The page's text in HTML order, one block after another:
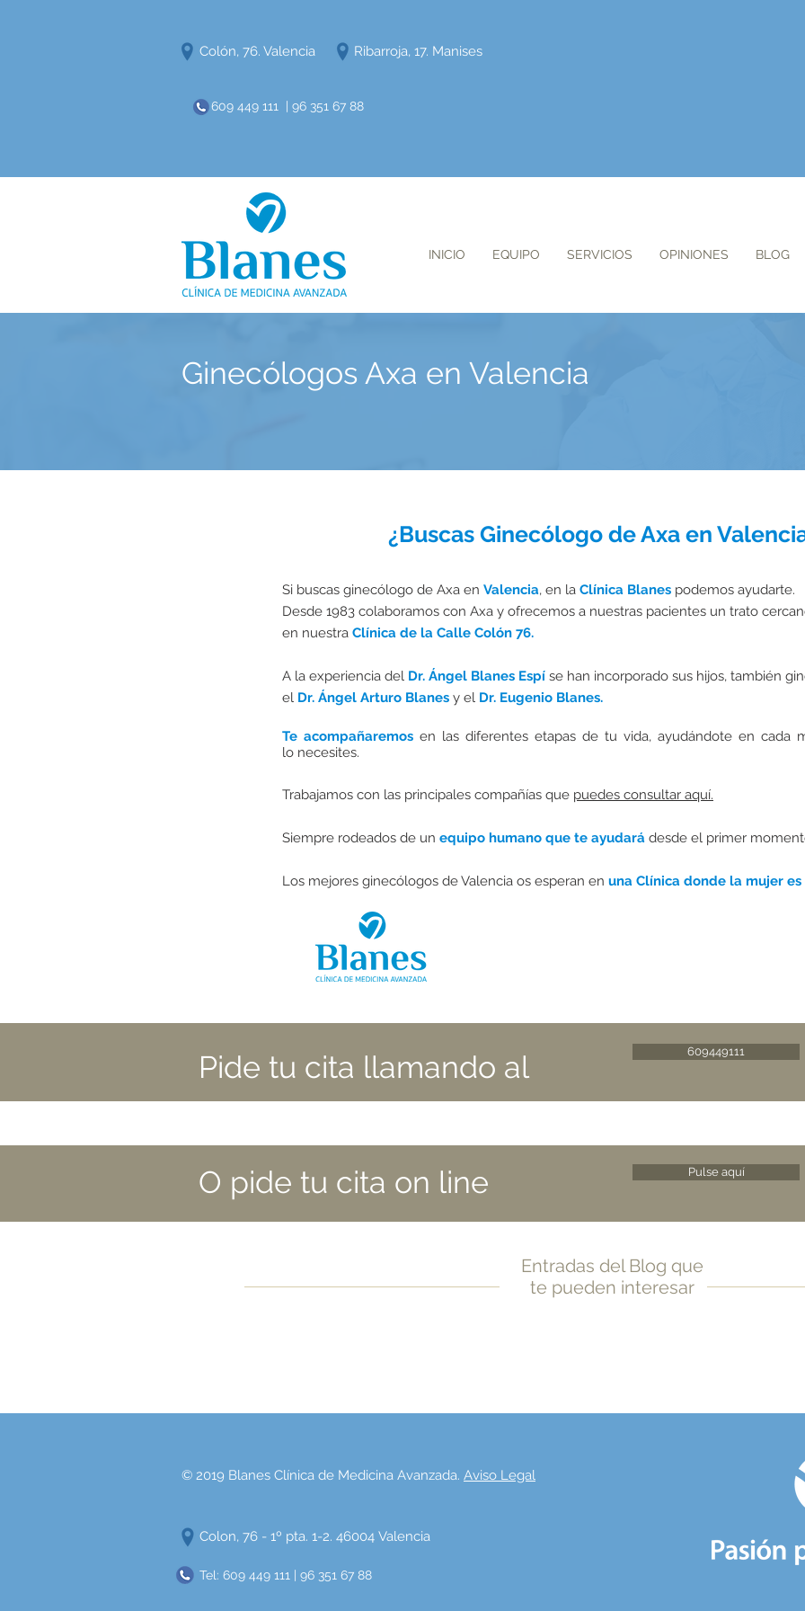
Colón, 76. Valencia Ribarroja, 17. Manises
609 449 111 | 96 351 67 88
INICIO EQUIPO SERVICIOS OPINIONES BLOG
Ginecólogos Axa en Valencia
¿Buscas Ginecólogo de Axa en
Si buscas ginecólogo de Axa en Valencia, en la Clínica Blanes podemos ayudarte.
Desde 1983 colaboramos con Axa y ofrecemos a nuestras pacientes un trato
en nuestra Clínica de la Calle Colón 76.
A la experiencia del Dr. Ángel Blanes Espí se han incorporado sus hijos, también
el Dr. Ángel Arturo Blanes y el Dr. Eugenio Blanes.
Te acompañaremos en las diferentes etapas de tu vida, ayudándote en cada
lo necesites.
Trabajamos con las principales compañías que puedes consultar aquí.
Siempre rodeados de un equipo humano que te ayudará desde el primer
Los mejores ginecólogos de Valencia os esperan en una Clínica donde la mujer
Entradas del Blog que
te pueden interesar
Pide tu cita llamando al 609449111
O pide tu cita on line Pulse aquí
© 2019 Blanes Clínica de Medicina Avanzada. Aviso Legal
Colon, 76 - 1º pta. 1-2. 46004 Valencia
Tel: 609 449 111 | 96 351 67 88